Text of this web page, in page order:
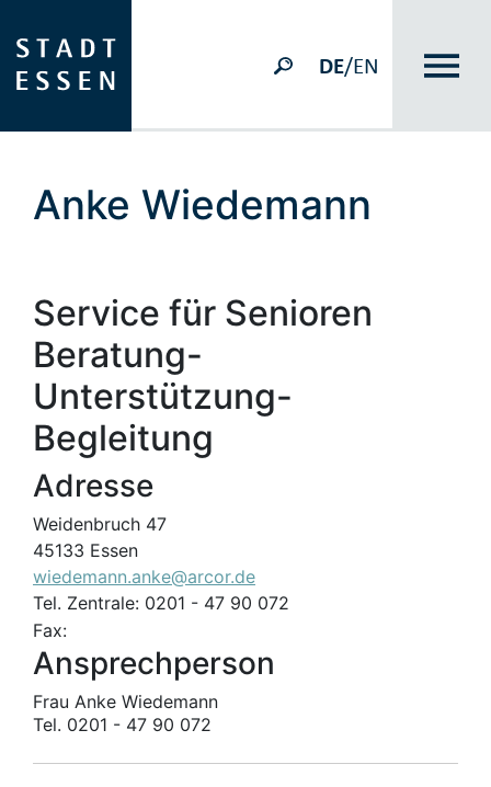
DE/EN
Anke Wiedemann
Service für Senioren
Beratung-
Unterstützung-
Begleitung
Adresse
Weidenbruch 47
45133 Essen
wiedemann.anke@arcor.de
Tel. Zentrale: 0201 - 47 90 072
Fax:
Ansprechperson
Frau Anke Wiedemann
Tel. 0201 - 47 90 072